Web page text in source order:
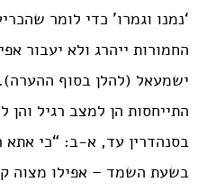
‘נמנו וגמרו’ כדי לומר
החמורות ייהרג ולא יעבור
ישמעאל (להלן בסוף
התייחסות הן למצב רגיל
בסנהדרין עד, א-ב: “כי אתא
בשעת השמד – אפילו מצוה